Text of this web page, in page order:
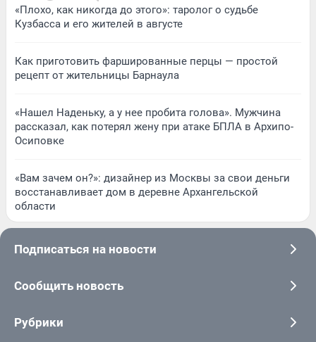
«Плохо, как никогда до этого»: таролог о судьбе
Кузбасса и его жителей в августе
Как приготовить фаршированные перцы — простой
рецепт от жительницы Барнаула
«Нашел Наденьку, а у нее пробита голова». Мужчина
рассказал, как потерял жену при атаке БПЛА в Архипо-
Осиповке
«Вам зачем он?»: дизайнер из Москвы за свои деньги
восстанавливает дом в деревне Архангельской
области
Подписаться на новости
Сообщить новость
Рубрики